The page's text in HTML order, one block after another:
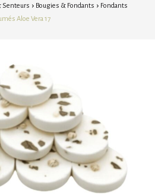
Senteurs Bougies & Fondants
Fondants
Aloe Vera 17